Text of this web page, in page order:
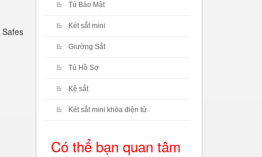
Tủ Bảo Mật
Két sắt mini
Giường Sắt
Tủ Hồ Sơ
Kệ sắt
Két sắt mini khóa điện tử
Có thể bạn quan tâm